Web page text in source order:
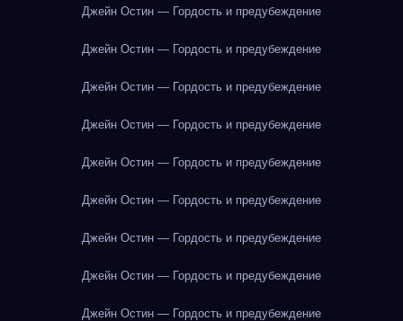
Джейн Остин — Гордость и предубеждение
Джейн Остин — Гордость и предубеждение
Джейн Остин — Гордость и предубеждение
Джейн Остин — Гордость и предубеждение
Джейн Остин — Гордость и предубеждение
Джейн Остин — Гордость и предубеждение
Джейн Остин — Гордость и предубеждение
Джейн Остин — Гордость и предубеждение
Джейн Остин — Гордость и предубеждение